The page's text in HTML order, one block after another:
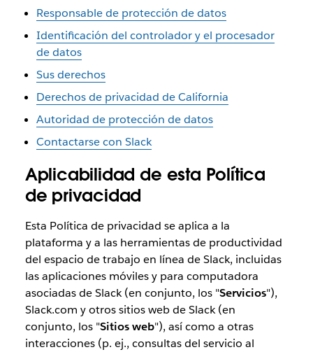
Responsable de protección de datos
Identificación del controlador y el procesador
de datos
Sus derechos
Derechos de privacidad de California
Autoridad de protección de datos
Contactarse con Slack
Aplicabilidad de esta Política
de privacidad
Esta Política de privacidad se aplica a la
plataforma y a las herramientas de productividad
del espacio de trabajo en línea de Slack, incluidas
las aplicaciones móviles y para computadora
asociadas de Slack (en conjunto, los "Servicios"),
Slack.com y otros sitios web de Slack (en
conjunto, los "Sitios web"), así como a otras
interacciones (p. ej., consultas del servicio al